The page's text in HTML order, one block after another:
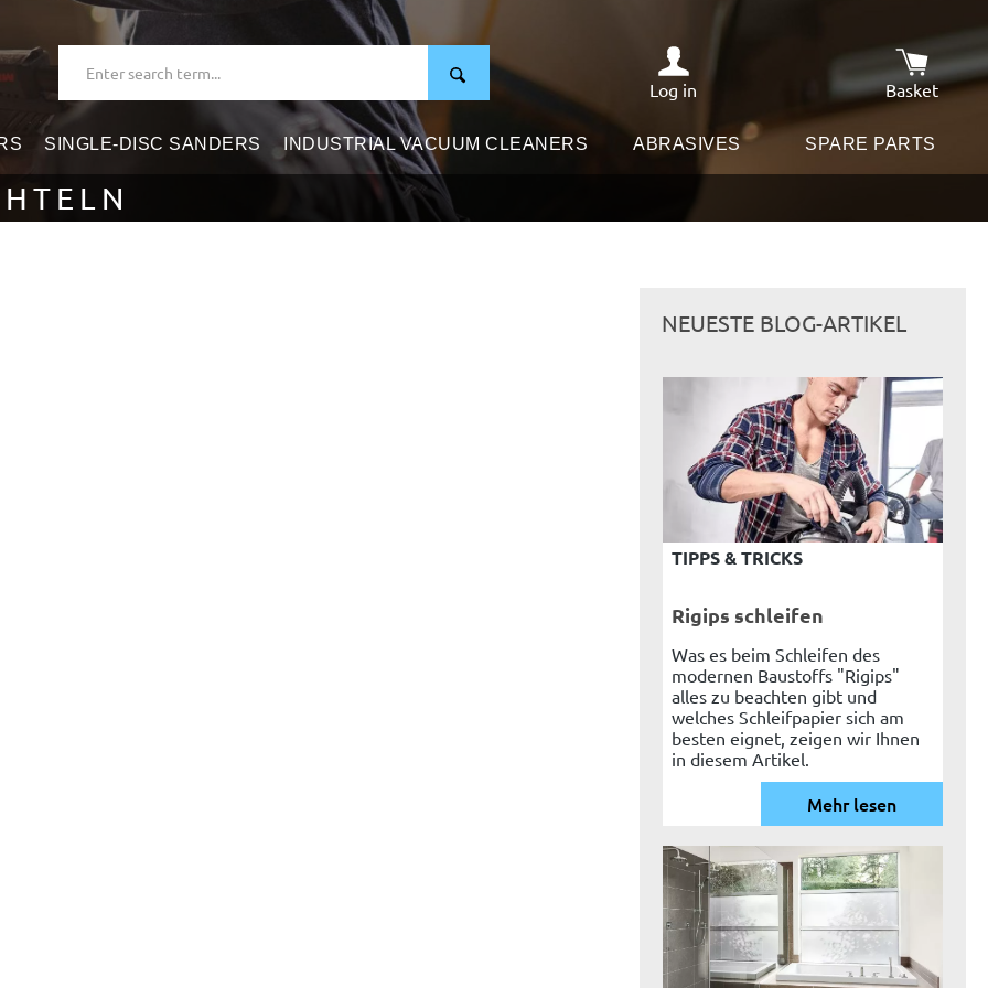
Log in
Basket
SINGLE-DISC SANDERS INDUSTRIAL VACUUM CLEANERS ABRASIVES SPARE PARTS
NEUESTE BLOG-ARTIKEL
TIPPS & TRICKS
Rigips schleifen
Was es beim Schleifen des
modernen Baustoffs "Rigips"
alles zu beachten gibt und
welches Schleifpapier sich am
besten eignet, zeigen wir Ihnen
in diesem Artikel.
Mehr lesen